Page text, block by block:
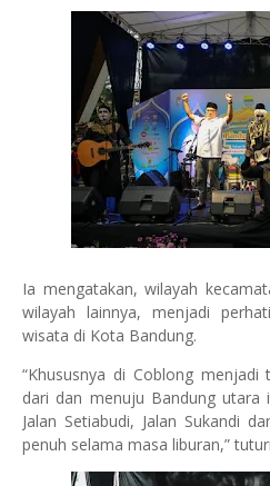
Ia mengatakan, wilayah
wilayah lainnya, menjadi
wisata di Kota Bandung.
“Khususnya di Coblong
dari dan menuju Bandung utara
Jalan Setiabudi, Jalan Sukandi
penuh selama masa liburan,”